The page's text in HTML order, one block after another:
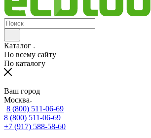
Каталог
По всему сайту
По каталогу
Ваш город
Москва
8 (800) 511-06-69
8 (800) 511-06-69
+7 (917) 588-58-60